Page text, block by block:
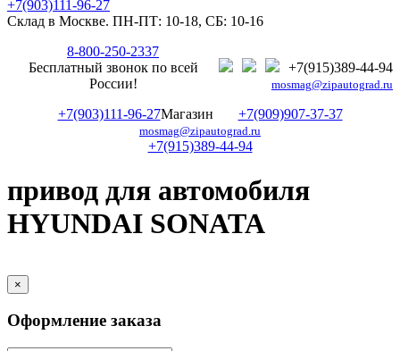
+7(903)111-96-27
Склад в Москве. ПН-ПТ: 10-18, СБ: 10-16
+7(915)389-44-94
mosmag@zipautograd.ru
8-800-250-2337
Бесплатный звонок по всей
России!
+7(903)111-96-27Магазин +7(909)907-37-37
mosmag@zipautograd.ru
+7(915)389-44-94
привод для автомобиля
HYUNDAI SONATA
×
Оформление заказа